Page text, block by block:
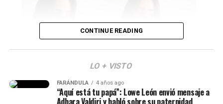
Cabe señalar que Abelardo ya envió un mensaje sobre lo
que será este día.
“Mi posesión será mucho
más que una ceremonia.
Isabella Ladera (Imagen tomada de IG)
CONTINUE READING
LO + VISTO
FARÁNDULA 4 años ago
“Aquí está tu papá”: Lowe León envió mensaje a
Adhara Valdiri y habló sobre su paternidad